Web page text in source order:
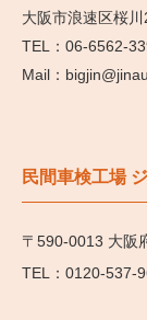
大阪市浪速区桜
06-6562-
民間車検工場
〒590-0013 大阪
0120-537-